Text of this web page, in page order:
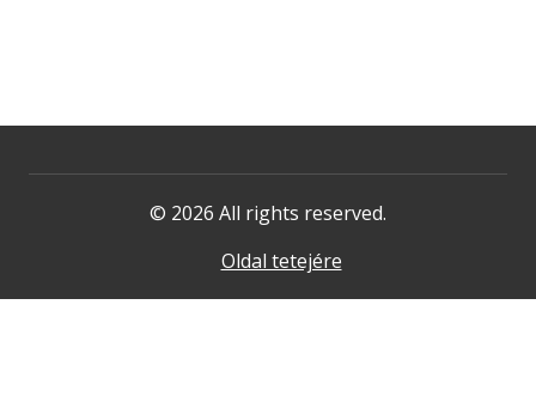
© 2026 All rights reserved.
Oldal tetejére